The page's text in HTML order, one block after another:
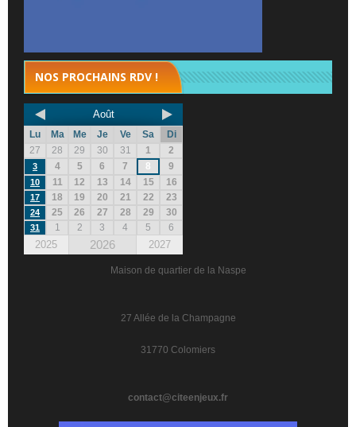
NOS PROCHAINS RDV !
Août
Lu Ma Me Je Ve Sa
Di
27
28 29 30 31 1 2
3 4 5 6 7 8 9
10 11 12 13 14 15 16
17 18 19 20 21 22 23
24 25 26 27 28 29 30
31 1 2 3 4 5 6
2025 2026 2027
Maison de quartier de la Naspe
27 Allée de la Champagne
31770 Colomiers
contact@citeenjeux.fr